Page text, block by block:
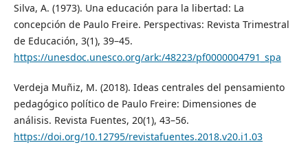
Silva, A. (1973). Una educación para la libertad: La
concepción de Paulo Freire. Perspectivas: Revista Trimestral
de Educación, 3(1), 39–45.
https://unesdoc.unesco.org/ark:/48223/pf0000004791_spa
Verdeja Muñiz, M. (2018). Ideas centrales del pensamiento
pedagógico político de Paulo Freire: Dimensiones de
análisis. Revista Fuentes, 20(1), 43–56.
https://doi.org/10.12795/revistafuentes.2018.v20.i1.03